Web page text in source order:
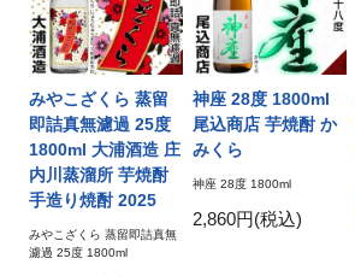
みやこざくら 蒸留
即詰真無濾過 25度
1800ml 大浦酒造 庄
内川蒸溜所 芋焼酎
手造り焼酎 2025
みやこざくら 蒸留即詰真無
濾過 25度 1800ml
神座 28度 1800ml
尾込商店 芋焼酎 か
みくら
神座 28度 1800ml
2,860円(税込)